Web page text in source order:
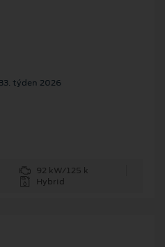
týden 2026
92 kW/125 k
Hybrid